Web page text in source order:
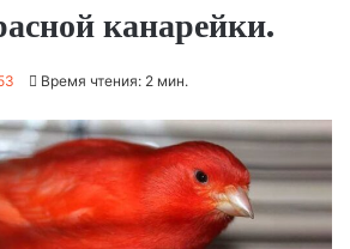
канарейки.
Время чтения: 2 мин.